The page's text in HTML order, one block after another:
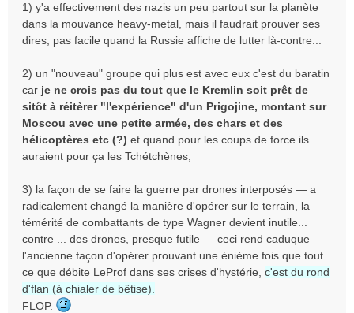
1) y'a effectivement des nazis un peu partout sur la planète
dans la mouvance heavy-metal, mais il faudrait prouver ses
dires, pas facile quand la Russie affiche de lutter là-contre...
2) un "nouveau" groupe qui plus est avec eux c'est du baratin
car je ne crois pas du tout que le Kremlin soit prêt de
sitôt à réitèrer "l'expérience" d'un Prigojine, montant sur
Moscou avec une petite armée, des chars et des
hélicoptères etc (?) et quand pour les coups de force ils
auraient pour ça les Tchétchènes,
3) la façon de se faire la guerre par drones interposés — a
radicalement changé la manière d'opérer sur le terrain, la
témérité de combattants de type Wagner devient inutile...
contre ... des drones, presque futile — ceci rend caduque
l'ancienne façon d'opérer prouvant une énième fois que tout
ce que débite LeProf dans ses crises d'hystérie, c'est du rond
d'flan (à chialer de bêtise).
FLOP.